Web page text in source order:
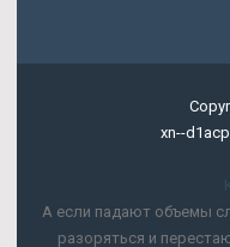
xn--
А если падают объемы
разоряться и